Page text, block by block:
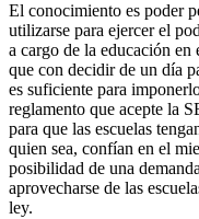
El conocimiento es poder
utilizarse para ejercer el
a cargo de la educación
que con decidir de un día
es suficiente para
reglamento que acepte la
para que las escuelas
quien sea, confían en el
posibilidad de una
aprovecharse de las
ley.